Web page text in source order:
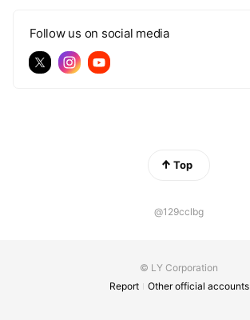
Follow us on social media
Top
@129cclbg
© LY Corporation
Report
Other official accounts